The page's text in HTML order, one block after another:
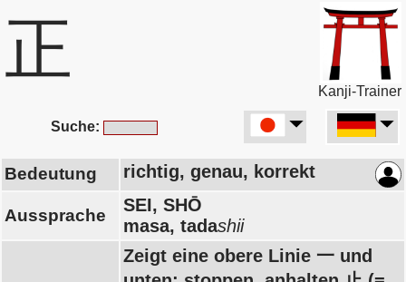
正
Kanji-Trainer
Suche:
Bedeutung richtig, genau, korrekt
Aussprache
SEI, SHŌ
masa, tadashii
Zeigt eine obere Linie 一 und